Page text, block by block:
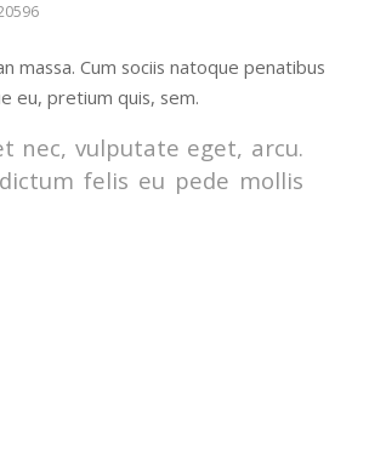
massa. Cum sociis natoque penatibus
eu, pretium quis, sem.
nec, vulputate eget, arcu.
felis eu pede mollis